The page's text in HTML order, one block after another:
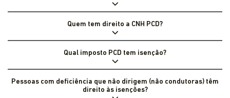
Quem tem direito a CNH PCD?
Qual imposto PCD tem isenção?
Pessoas com deficiência que não dirigem (não condutoras) têm
direito às isenções?